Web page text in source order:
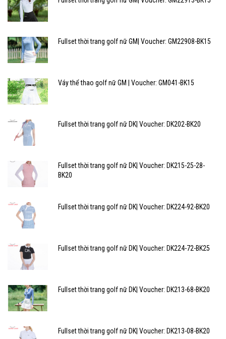
Fullset thời trang golf nữ GM| Voucher: GM22908-BK15
Váy thể thao golf nữ GM | Voucher: GM041-BK15
Fullset thời trang golf nữ DK| Voucher: DK202-BK20
Fullset thời trang golf nữ DK| Voucher: DK215-25-28-
BK20
Fullset thời trang golf nữ DK| Voucher: DK224-92-BK20
Fullset thời trang golf nữ DK| Voucher: DK224-72-BK25
Fullset thời trang golf nữ DK| Voucher: DK213-68-BK20
Fullset thời trang golf nữ DK| Voucher: DK213-08-BK20